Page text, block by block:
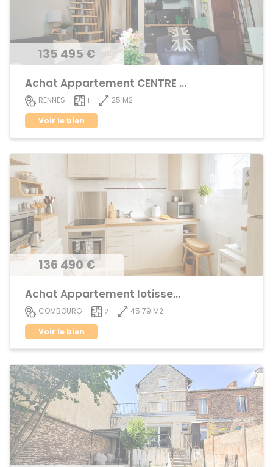
135 495 €
Achat Appartement CENTRE VILLE
RENNES 1
25 M2
Voir le bien
136 490 €
Achat Appartement lotissement
COMBOURG 2
45.79 M2
Voir le bien